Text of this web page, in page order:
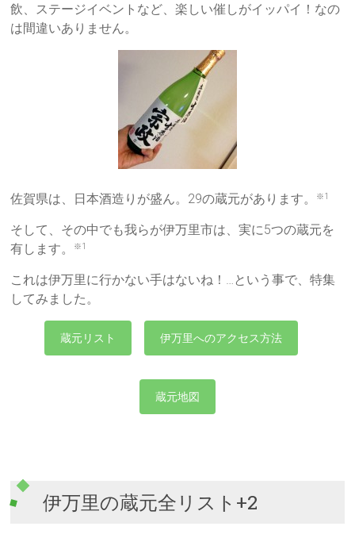
飲、ステージイベントなど、楽しい催しがイッパイ！なの
は間違いありません。
佐賀県は、日本酒造りが盛ん。29の蔵元があります。 ※1
そして、その中でも我らが伊万里市は、実に5つの蔵元を
有します。
※1
これは伊万里に行かない手はないね！…という事で、特集
してみました。
蔵元リスト 伊万里へのアクセス方法
蔵元地図
伊万里の蔵元全リスト+2